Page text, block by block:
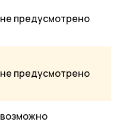
не предусмотрено
не предусмотрено
возможно